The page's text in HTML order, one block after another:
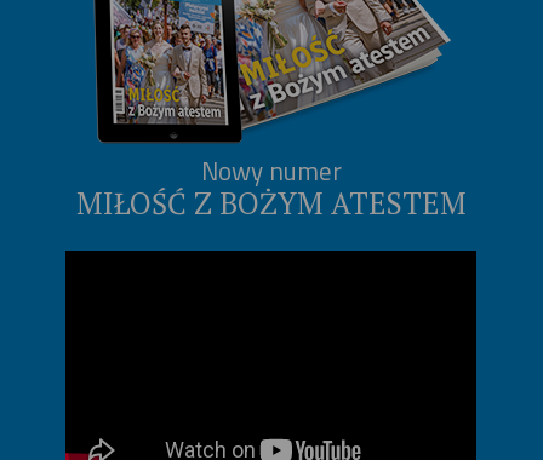
Nowy numer
MIŁOŚĆ Z BOŻYM ATESTEM